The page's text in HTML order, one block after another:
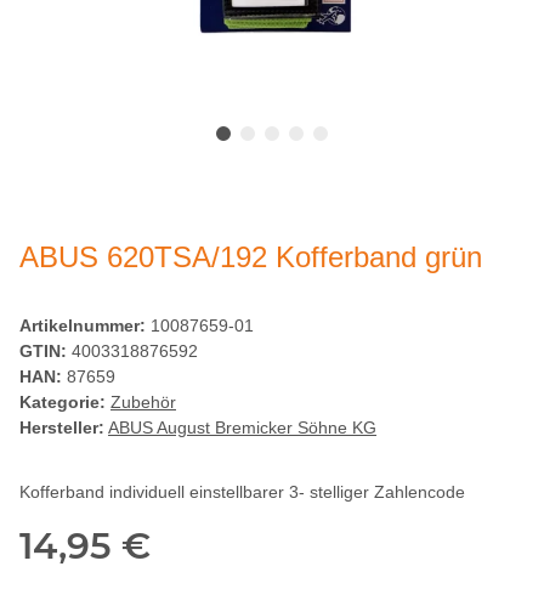
ABUS 620TSA/192 Kofferband grün
Artikelnummer: 10087659-01
GTIN: 4003318876592
HAN: 87659
Kategorie: Zubehör
Hersteller: ABUS August Bremicker Söhne KG
Kofferband individuell einstellbarer 3- stelliger Zahlencode
14,95 €